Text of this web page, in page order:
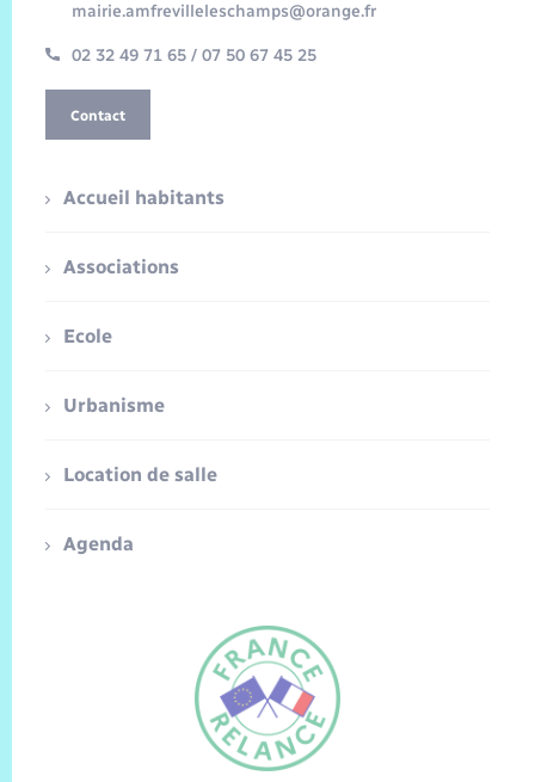
mairie.amfrevilleleschamps@orange.fr
02 32 49 71 65 / 07 50 67 45 25
Contact
Accueil habitants
Associations
Ecole
Urbanisme
Location de salle
Agenda